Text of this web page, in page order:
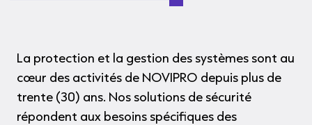
La protection et la gestion des systèmes sont au
cœur des activités de NOVIPRO depuis plus de
trente (30) ans. Nos solutions de sécurité
répondent aux besoins spécifiques des